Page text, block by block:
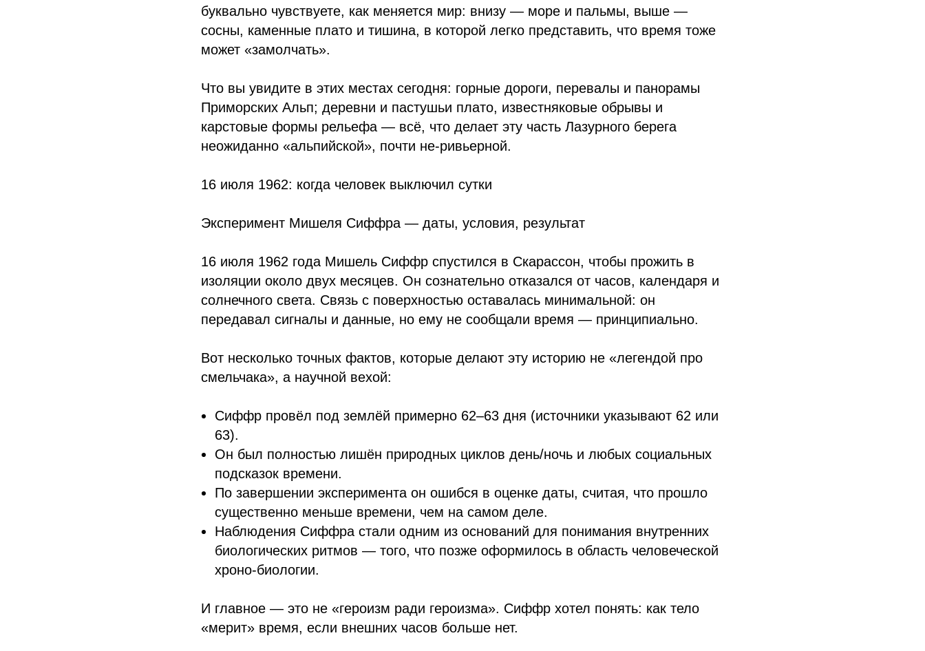
буквально чувствуете, как меняется мир: внизу — море и пальмы, выше —
сосны, каменные плато и тишина, в которой легко представить, что время тоже
может «замолчать».
Что вы увидите в этих местах сегодня: горные дороги, перевалы и панорамы
Приморских Альп; деревни и пастушьи плато, известняковые обрывы и
карстовые формы рельефа — всё, что делает эту часть Лазурного берега
неожиданно «альпийской», почти не-ривьерной.
16 июля 1962: когда человек выключил сутки
Эксперимент Мишеля Сиффра — даты, условия, результат
16 июля 1962 года Мишель Сиффр спустился в Скарассон, чтобы прожить в
изоляции около двух месяцев. Он сознательно отказался от часов, календаря и
солнечного света. Связь с поверхностью оставалась минимальной: он
передавал сигналы и данные, но ему не сообщали время — принципиально.
Вот несколько точных фактов, которые делают эту историю не «легендой про
смельчака», а научной вехой:
Сиффр провёл под землёй примерно 62–63 дня (источники указывают 62 или
63).
Он был полностью лишён природных циклов день/ночь и любых социальных
подсказок времени.
По завершении эксперимента он ошибся в оценке даты, считая, что прошло
существенно меньше времени, чем на самом деле.
Наблюдения Сиффра стали одним из оснований для понимания внутренних
биологических ритмов — того, что позже оформилось в область человеческой
хроно-биологии.
И главное — это не «героизм ради героизма». Сиффр хотел понять: как тело
«мерит» время, если внешних часов больше нет.